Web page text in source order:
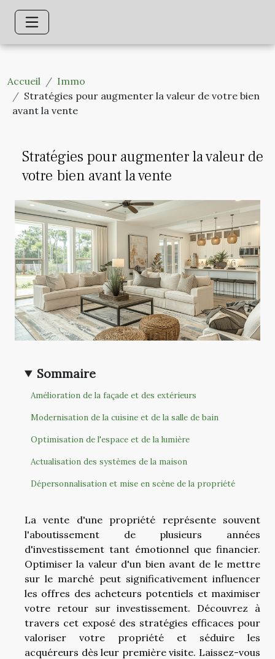
Accueil
Immo
Stratégies pour augmenter la valeur de votre bien
avant la vente
Stratégies pour augmenter la valeur de
votre bien avant la vente
Sommaire
Amélioration de la façade et des extérieurs
Modernisation de la cuisine et de la salle de bain
Optimisation de l'espace et de la lumière
Actualisation des systèmes de la maison
Dépersonnalisation et mise en scène de la propriété
La vente d'une propriété représente souvent
l'aboutissement de plusieurs années
d'investissement tant émotionnel que financier.
Optimiser la valeur d'un bien avant de le mettre
sur le marché peut significativement influencer
les offres des acheteurs potentiels et maximiser
votre retour sur investissement. Découvrez à
travers cet exposé des stratégies efficaces pour
valoriser votre propriété et séduire les
acquéreurs dès leur première visite. Laissez-vous